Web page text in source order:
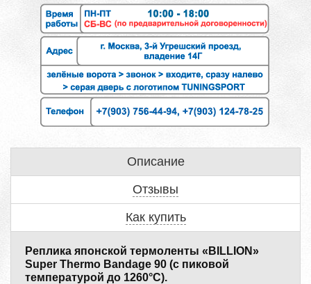
Описание
Отзывы
Как купить
Реплика японской термоленты «BILLION»
Super Thermo Bandage 90 (с пиковой
температурой до 1260°С).